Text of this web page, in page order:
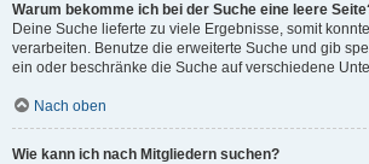
Warum bekomme ich bei der Suche eine leere
Deine Suche lieferte zu viele Ergebnisse, somit
verarbeiten. Benutze die erweiterte Suche und gib
ein oder beschränke die Suche auf verschiedene
Nach oben
Wie kann ich nach Mitgliedern suchen?